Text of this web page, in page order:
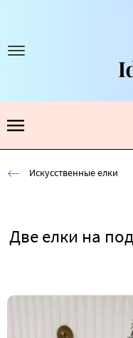
Искусственные елки
Две елки на